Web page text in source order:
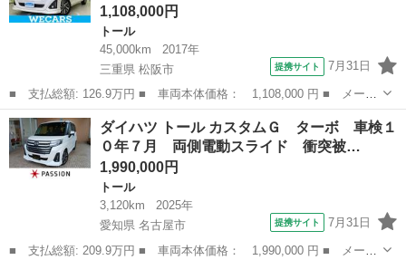
1,108,000円
トール
45,000km
2017年
三重県 松阪市
提携サイト 7月31日
■ 支払総額: 126.9万円 ■ 車両本体価格： 1,108,000 円 ■ メーカ
ー名： ダイハツ ■ 車種名： トール ■ グレード名： カスタム
Ｇ ＳＡ２ エアロ／保証書／社外 ＳＤナビ／衝突安全装置／両側
電動スラ...
三重 松阪市 トール
ダイハツ トール カスタムＧ ターボ 車検１
０年７月 両側電動スライド 衝突被…
1,990,000円
トール
3,120km
2025年
愛知県 名古屋市
提携サイト 7月31日
■ 支払総額: 209.9万円 ■ 車両本体価格： 1,990,000 円 ■ メーカ